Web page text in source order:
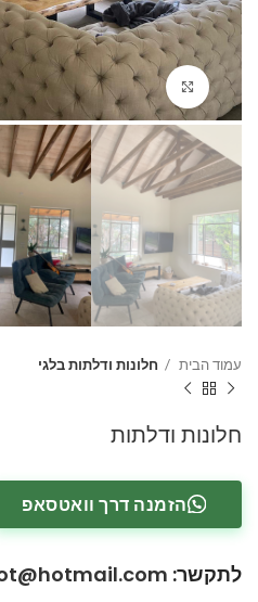
Click to enlarge
עמוד הבית חלונות ודלתות בלגי
חלונות ודלתות
הזמנה דרך וואטסאפ
לתקשר: